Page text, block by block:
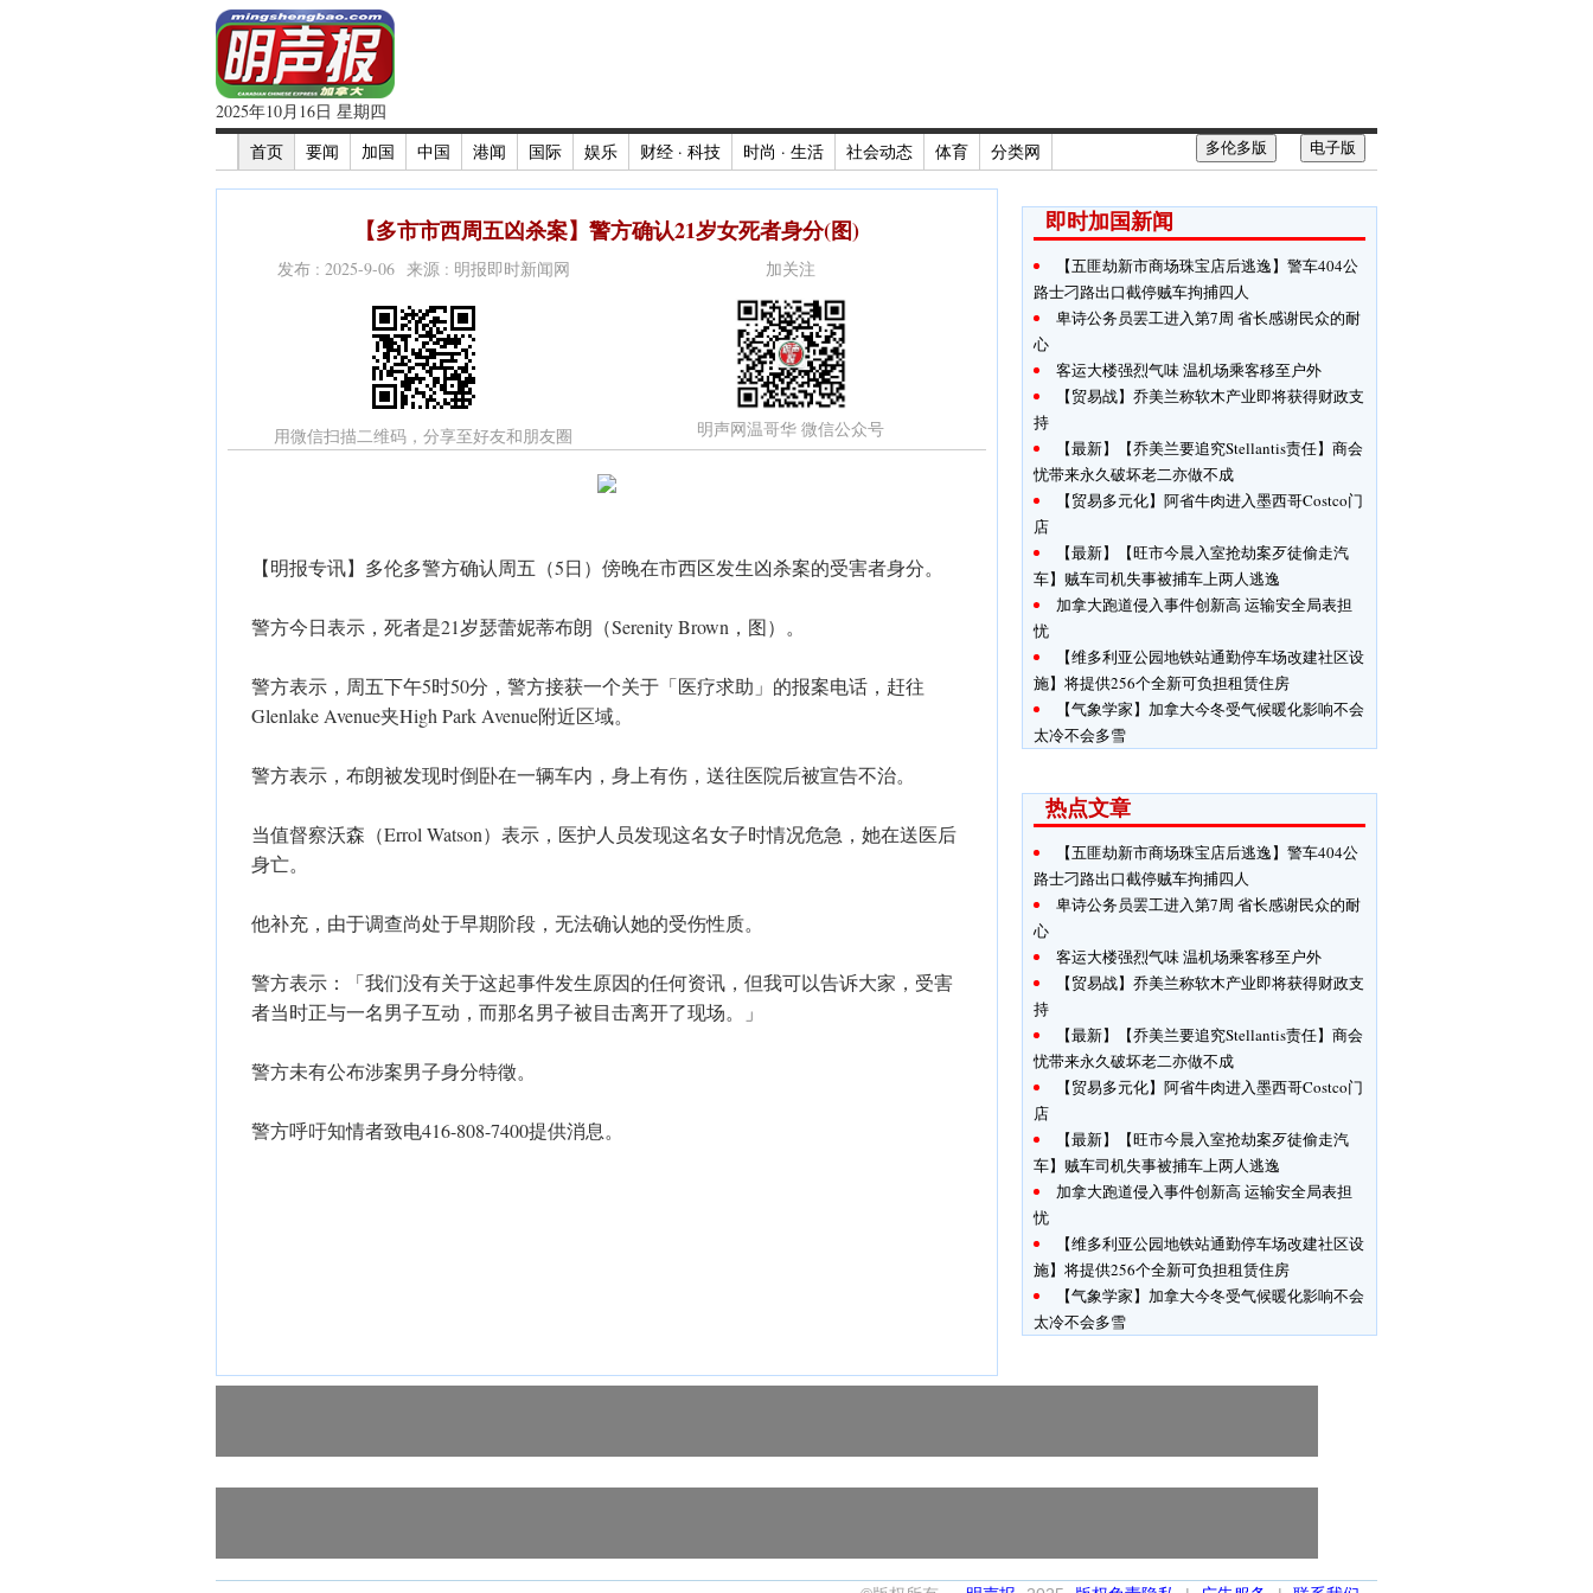
2025年10月16日 星期四
首页
要闻 加国 中国 港闻 国际 娱乐 财经 · 科技 时尚 · 生活 社会动态 体育 分类网 电子版
多伦多版
【多市市西周五凶杀案】警方确认21岁女死者身分(图)
发布 : 2025-9-06 来源 : 明报即时新闻网
用微信扫描二维码，分享至好友和朋友圈
加关注
明声网温哥华 微信公众号
【明报专讯】​多伦多警方确认周五（5日）傍晚在市西区发生凶杀案的受害者身分。
警方今日表示，死者是21岁瑟蕾妮蒂布朗（Serenity Brown，图）。
警方表示，周五下午5时50分，警方接获一个关于「医疗求助」的报案电话，赶往
Glenlake Avenue夹High Park Avenue附近区域。
警方表示，布朗被发现时倒卧在一辆车内，身上有伤，送往医院后被宣告不治。
当值督察沃森（Errol Watson）表示，医护人员发现这名女子时情况危急，她在送医后
身亡。
他补充，由于调查尚处于早期阶段，无法确认她的受伤性质。
警方表示：「我们没有关于这起事件发生原因的任何资讯，但我可以告诉大家，受害
者当时正与一名男子互动，而那名男子被目击离开了现场。」
警方未有公布涉案男子身分特徵。
​警方呼吁知情者致电416-808-7400提供消息。
即时加国新闻
【五匪劫新市商场珠宝店后逃逸】警车404公
路士刁路出口截停贼车拘捕四人
卑诗公务员罢工进入第7周 省长感谢民众的耐
心
客运大楼强烈气味 温机场乘客移至户外
【贸易战】乔美兰称软木产业即将获得财政支
持
【最新】【乔美兰要追究Stellantis责任】商会
忧带来永久破坏老二亦做不成
【贸易多元化】阿省牛肉进入墨西哥Costco门
店
【最新】【旺市今晨入室抢劫案歹徒偷走汽
车】贼车司机失事被捕车上两人逃逸
加拿大跑道侵入事件创新高 运输安全局表担
忧
【维多利亚公园地铁站通勤停车场改建社区设
施】将提供256个全新可负担租赁住房
【气象学家】加拿大今冬受气候暖化影响不会
太冷不会多雪
热点文章
【五匪劫新市商场珠宝店后逃逸】警车404公
路士刁路出口截停贼车拘捕四人
卑诗公务员罢工进入第7周 省长感谢民众的耐
心
客运大楼强烈气味 温机场乘客移至户外
【贸易战】乔美兰称软木产业即将获得财政支
持
【最新】【乔美兰要追究Stellantis责任】商会
忧带来永久破坏老二亦做不成
【贸易多元化】阿省牛肉进入墨西哥Costco门
店
【最新】【旺市今晨入室抢劫案歹徒偷走汽
车】贼车司机失事被捕车上两人逃逸
加拿大跑道侵入事件创新高 运输安全局表担
忧
【维多利亚公园地铁站通勤停车场改建社区设
施】将提供256个全新可负担租赁住房
【气象学家】加拿大今冬受气候暖化影响不会
太冷不会多雪